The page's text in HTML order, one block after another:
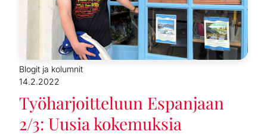
Blogit ja kolumnit
14.2.2022
Työharjoitteluun Espanjaan
2/3: Uusia kokemuksia